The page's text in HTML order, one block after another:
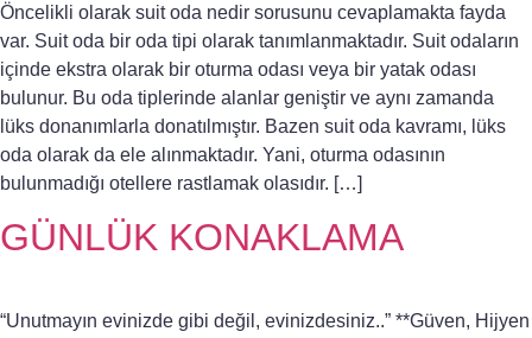
Öncelikli olarak suit oda nedir sorusunu cevaplamakta fayda
var. Suit oda bir oda tipi olarak tanımlanmaktadır. Suit odaların
içinde ekstra olarak bir oturma odası veya bir yatak odası
bulunur. Bu oda tiplerinde alanlar geniştir ve aynı zamanda
lüks donanımlarla donatılmıştır. Bazen suit oda kavramı, lüks
oda olarak da ele alınmaktadır. Yani, oturma odasının
bulunmadığı otellere rastlamak olasıdır. […]
GÜNLÜK KONAKLAMA
“Unutmayın evinizde gibi değil, evinizdesiniz..” **Güven, Hijyen